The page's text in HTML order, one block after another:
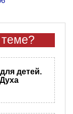
детей.